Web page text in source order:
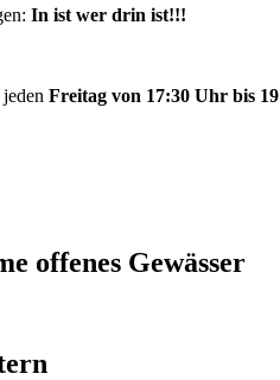
In ist wer drin ist!!!
Freitag von 17:30 Uhr bis
offenes Gewässer